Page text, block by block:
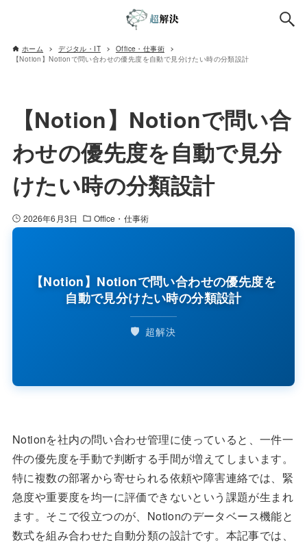
ホーム デジタル・IT
Office・仕事術
【Notion】Notionで問い合わせの優先度を自動で見分けたい時の分類設計
【Notion】Notionで問い合
わせの優先度を自動で見分
けたい時の分類設計
2026年6月3日 Office・仕事術
【Notion】Notionで問い合わせの優先度を
自動で見分けたい時の分類設計
🛡️ 超解決
Notionを社内の問い合わせ管理に使っていると、一件一
件の優先度を手動で判断する手間が増えてしまいます。
特に複数の部署から寄せられる依頼や障害連絡では、緊
急度や重要度を均一に評価できないという課題が生まれ
ます。そこで役立つのが、Notionのデータベース機能と
数式を組み合わせた自動分類の設計です。本記事では、